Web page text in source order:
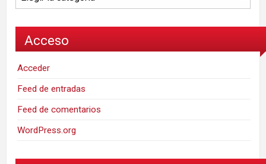
Acceso
Acceder
Feed de entradas
Feed de comentarios
WordPress.org